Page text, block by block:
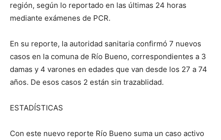
región, según lo reportado en las últimas 24 horas
mediante exámenes de PCR.
En su reporte, la autoridad sanitaria confirmó 7 nuevos
casos en la comuna de Río Bueno, correspondientes a 3
damas y 4 varones en edades que van desde los 27 a 74
años. De esos casos 2 están sin trazablidad.
ESTADÍSTICAS
Con este nuevo reporte Río Bueno suma un caso activo